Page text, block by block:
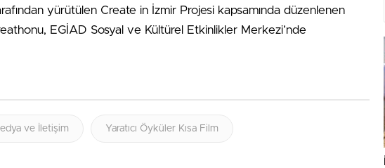
yürütülen Create in İzmir Projesi kapsamında düzenlenen
EGİAD Sosyal ve Kültürel Etkinlikler Merkezi’nde
ve İletişim Yaratıcı Öyküler Kısa Film